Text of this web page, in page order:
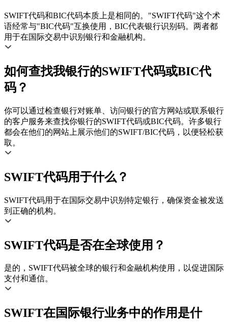
SWIFT代码和BIC代码本质上是相同的。"SWIFT代码"这个术
语经常与"BIC代码"互换使用，BIC代表银行识别码。两者都
用于在国际交易中识别银行和金融机构。
如何查找我银行的SWIFT代码或BIC代
码？
你可以通过检查银行对账单、访问银行的官方网站或联系银行
的客户服务来查找你银行的SWIFT代码或BIC代码。许多银行
都会在他们的网站上展示他们的SWIFT/BIC代码，以便轻松获
取。
SWIFT代码用于什么？
SWIFT代码用于在国际交易中识别特定银行，确保资金被发送
到正确的机构。
SWIFT代码是否在全球使用？
是的，SWIFT代码被全球的银行和金融机构使用，以促进国际
支付和通信。
SWIFT在国际银行业务中的作用是什